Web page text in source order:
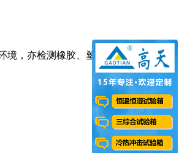
，亦检测橡胶、塑料在高温高湿下，